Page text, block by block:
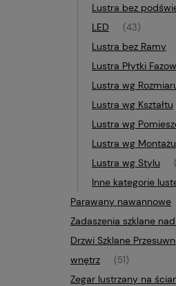
Lustra bez
LED
(43)
Lustra bez Ramy
Lustra Płytki
Lustra wg
Lustra wg Kształtu
Lustra wg
Lustra wg Montażu
Lustra wg Stylu
Inne kategorie
Parawany nawannowe
Zadaszenia szklane
Drzwi Szklane
wnętrz
(51)
Zegar lustrzany na